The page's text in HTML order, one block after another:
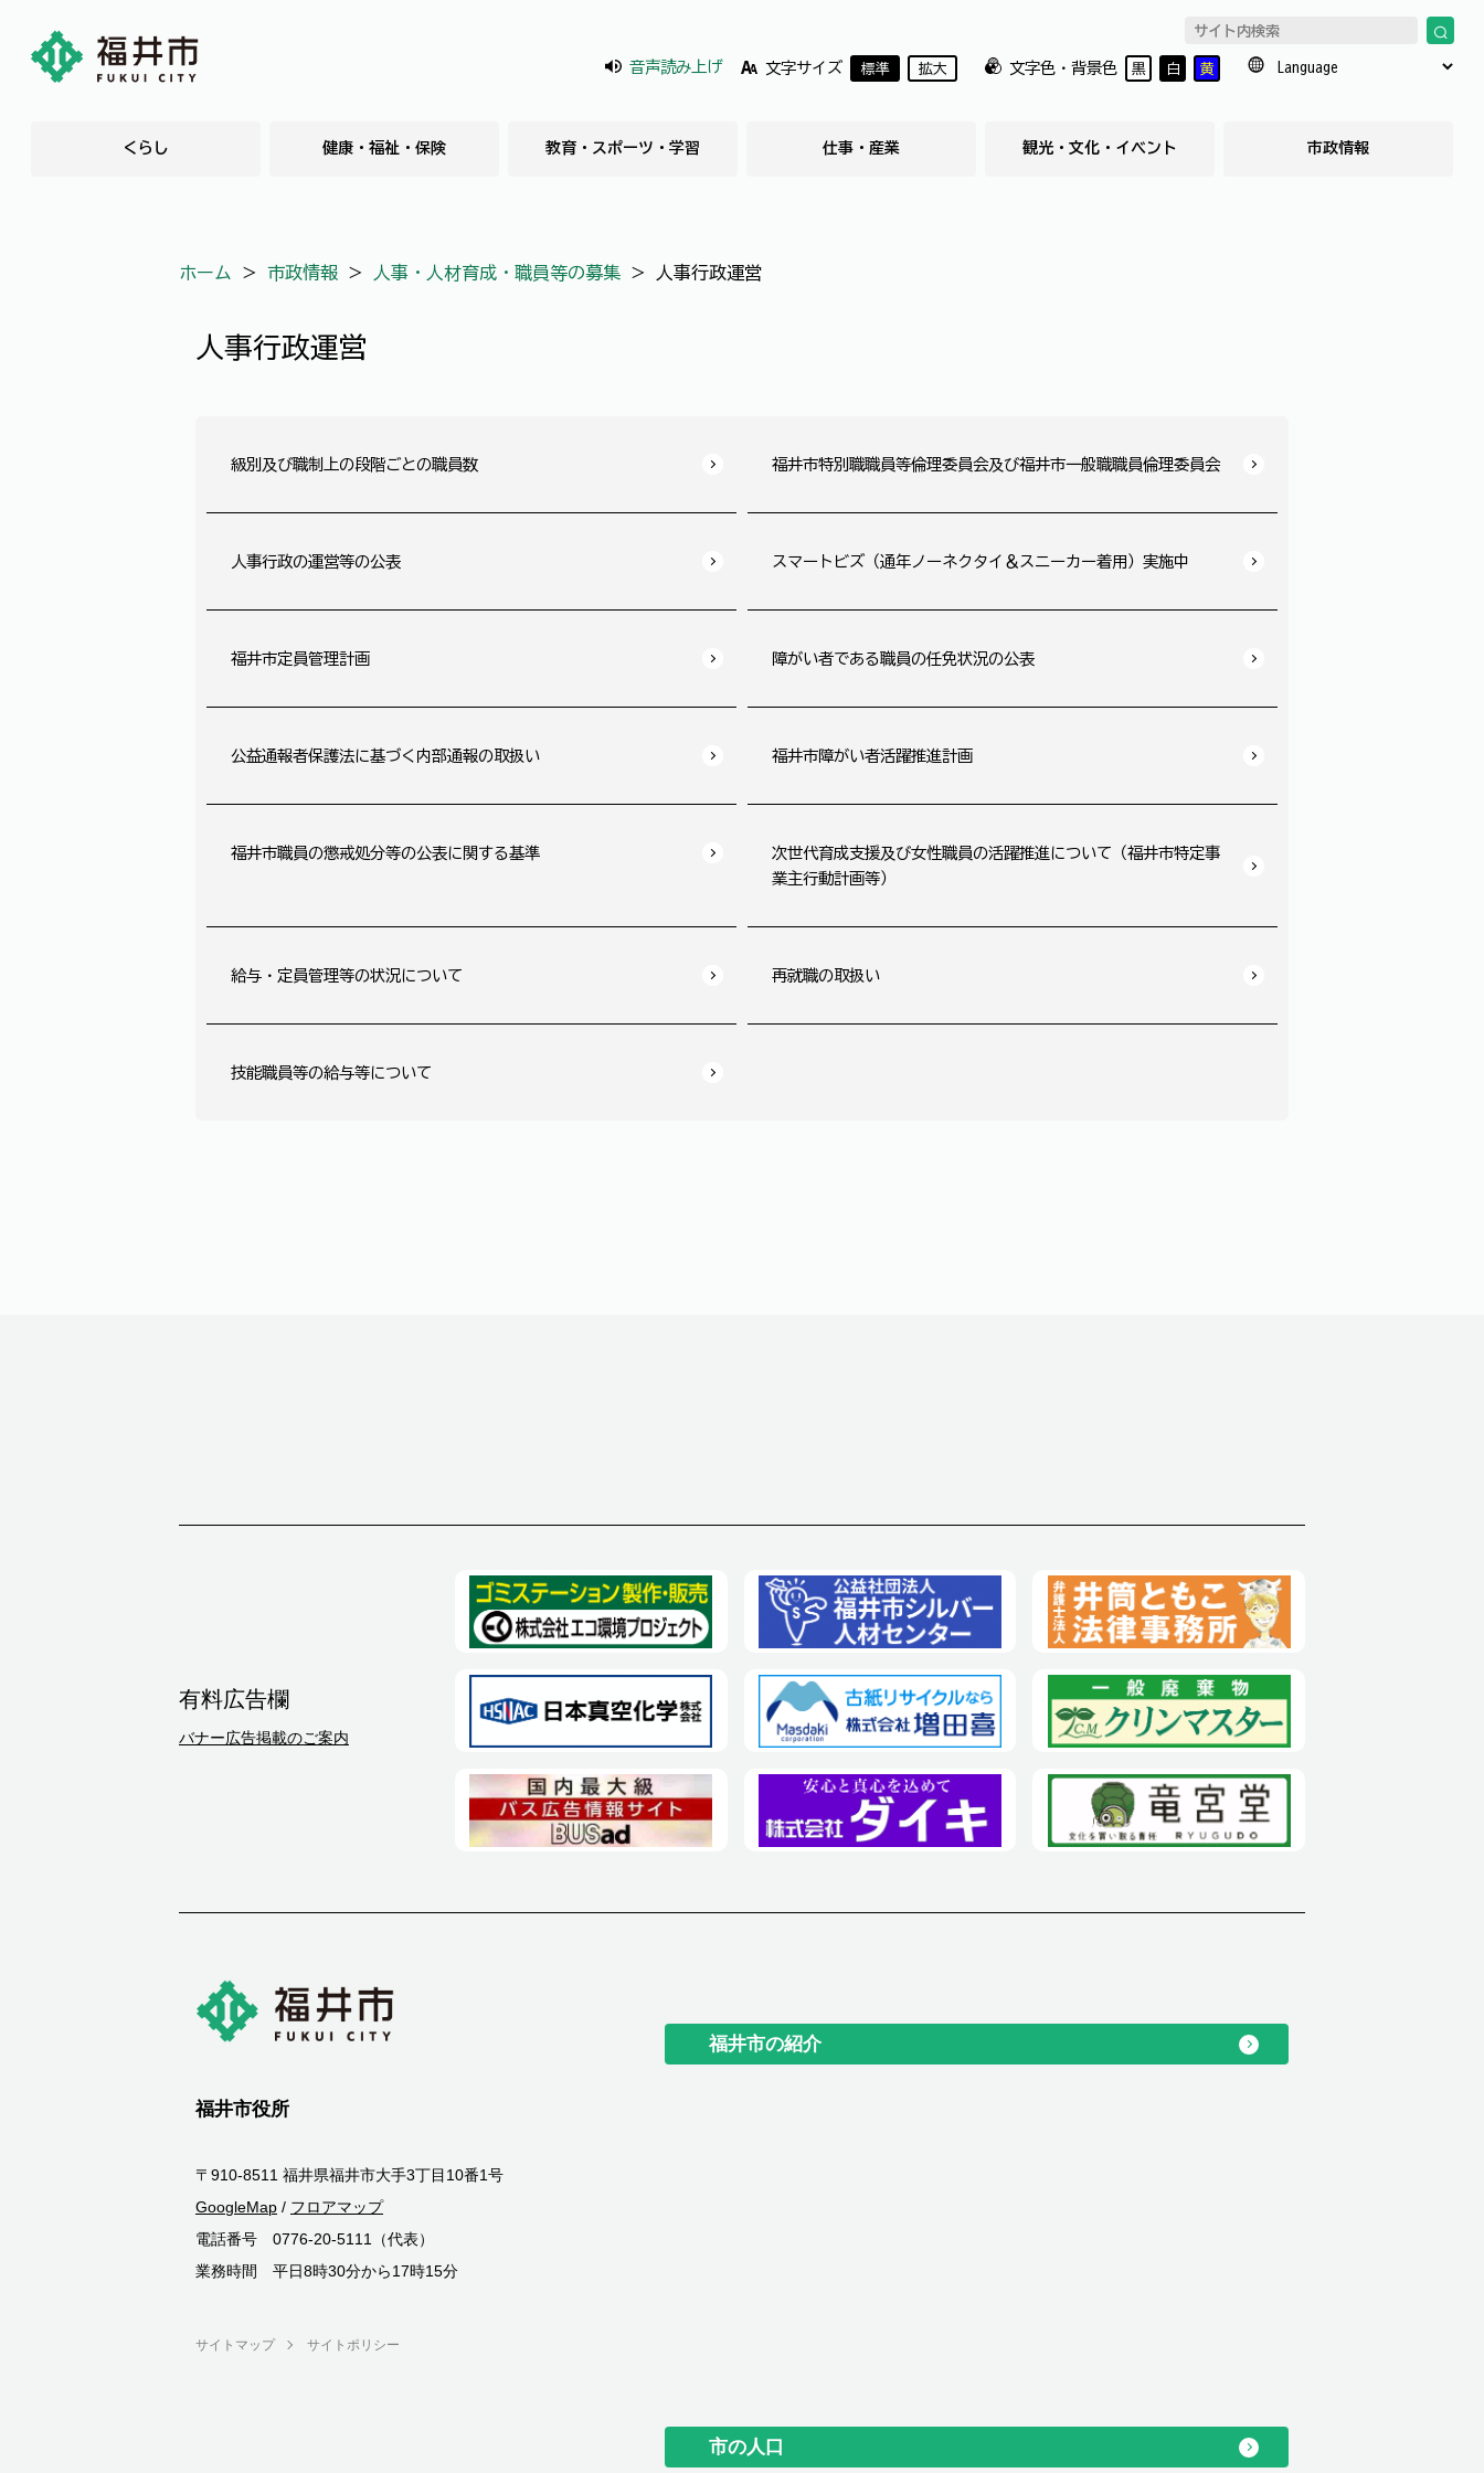
音声読み上げ 文字サイズ 標準 拡大 文字色・背景色 黒 白 黄
くらし 健康・福祉・保険 教育・スポーツ・学習 仕事・産業 観光・文化・イベント 市政情報
ホーム ＞ 市政情報 ＞ 人事・人材育成・職員等の募集 ＞ 人事行政運営
人事行政運営
級別及び職制上の段階ごとの職員数 福井市特別職職員等倫理委員会及び福井市一般職職員倫理委員会
人事行政の運営等の公表 スマートビズ（通年ノーネクタイ＆スニーカー着用）実施中
福井市定員管理計画 障がい者である職員の任免状況の公表
公益通報者保護法に基づく内部通報の取扱い 福井市障がい者活躍推進計画
福井市職員の懲戒処分等の公表に関する基準
次世代育成支援及び女性職員の活躍推進について（福井市特定事
業主行動計画等）
給与・定員管理等の状況について 再就職の取扱い
技能職員等の給与等について
有料広告欄
バナー広告掲載のご案内
福井市役所
〒910-8511 福井県福井市大手3丁目10番1号
GoogleMap / フロアマップ
電話番号 0776-20-5111（代表）
業務時間 平日8時30分から17時15分
サイトマップ サイトポリシー
福井市の紹介
市の人口